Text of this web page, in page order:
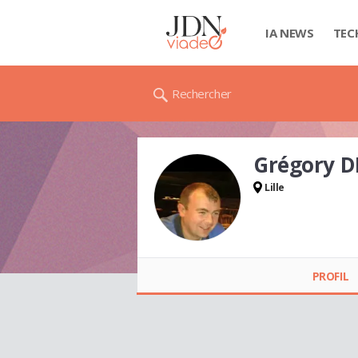
IA NEWS
Rechercher
FIGUERREDO
Grégory
Lille
PROFIL